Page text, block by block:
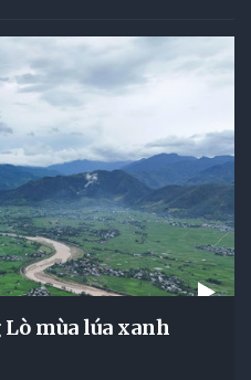
mùa lúa xanh